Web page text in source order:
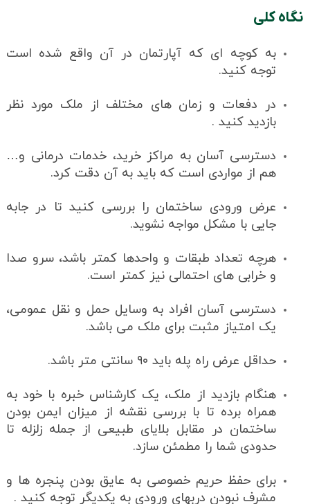
نگاه کلی
به کوچه ای که آپارتمان در آن واقع شده است
توجه کنید.
در دفعات و زمان های مختلف از ملک مورد نظر
بازدید کنید .
دسترسی آسان به مراکز خرید، خدمات درمانی و…
هم از مواردی است که باید به آن دقت کرد.
عرض ورودی ساختمان را بررسی کنید تا در جابه
جایی با مشکل مواجه نشوید.
هرچه تعداد طبقات و واحدها کمتر باشد، سرو صدا
و خرابی های احتمالی نیز کمتر است.
دسترسی آسان افراد به وسایل حمل و نقل عمومی،
یک امتیاز مثبت برای ملک می باشد.
حداقل عرض راه پله باید ۹۰ سانتی متر باشد.
هنگام بازدید از ملک، یک کارشناس خبره با خود به
همراه برده تا با بررسی نقشه از میزان ایمن بودن
ساختمان در مقابل بلایای طبیعی از جمله زلزله تا
حدودی شما را مطمئن سازد.
برای حفظ حریم خصوصی به عایق بودن پنجره ها و
مشرف نبودن دربهای ورودی به یکدیگر توجه کنید .